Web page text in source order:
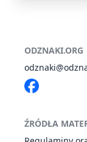
ODZNAKI.ORG
ŹRÓDŁA